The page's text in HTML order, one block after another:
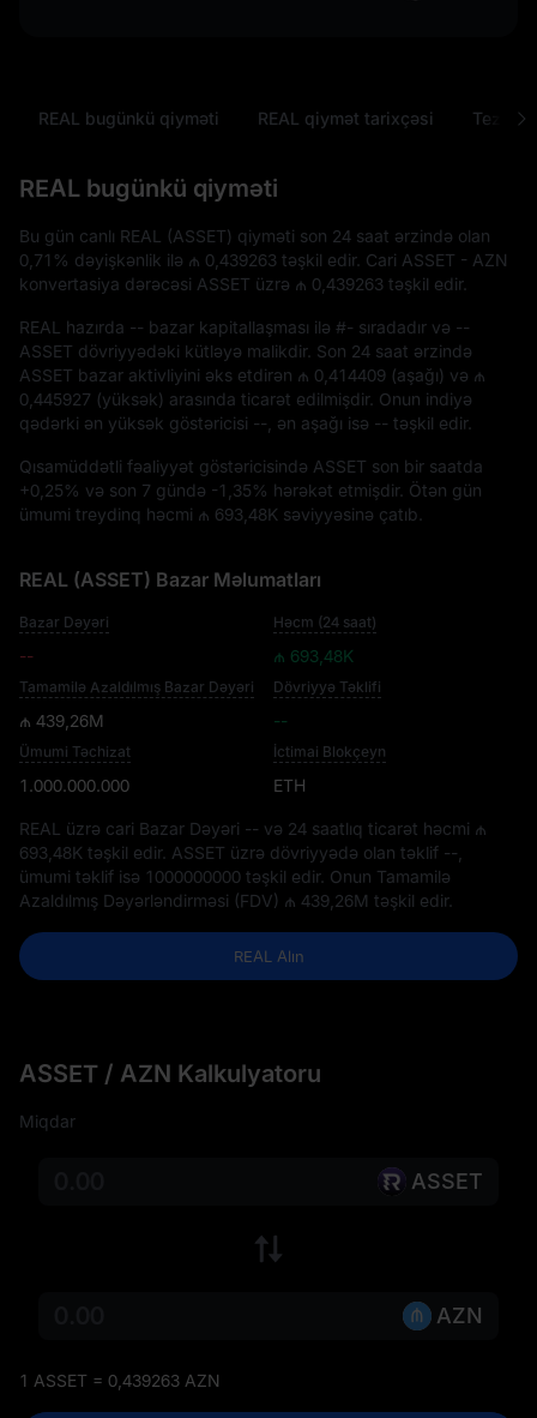
REAL bugünkü qiyməti REAL qiymət tarixçəsi Tez-
REAL bugünkü qiyməti
Bu gün canlı REAL (ASSET) qiyməti son 24 saat ərzində olan
0,71% dəyişkənlik ilə ₼ 0,439263 təşkil edir. Cari ASSET - AZN
konvertasiya dərəcəsi ASSET üzrə ₼ 0,439263 təşkil edir.
REAL hazırda -- bazar kapitallaşması ilə #- sıradadır və --
ASSET dövriyyədəki kütləyə malikdir. Son 24 saat ərzində
ASSET bazar aktivliyini əks etdirən ₼ 0,414409 (aşağı) və ₼
0,445927 (yüksək) arasında ticarət edilmişdir. Onun indiyə
qədərki ən yüksək göstəricisi -- , ən aşağı isə -- təşkil edir.
Qısamüddətli fəaliyyət göstəricisində ASSET son bir saatda
+0,25% və son 7 gündə -1,35% hərəkət etmişdir. Ötən gün
ümumi treydinq həcmi ₼ 693,48K səviyyəsinə çatıb.
REAL (ASSET) Bazar Məlumatları
Bazar Dəyəri
--
Həcm (24 saat)
₼ 693,48K
Tamamilə Azaldılmış Bazar Dəyəri
₼ 439,26M
Dövriyyə Təklifi
--
Ümumi Təchizat
1.000.000.000
İctimai Blokçeyn
ETH
REAL üzrə cari Bazar Dəyəri -- və 24 saatlıq ticarət həcmi ₼
693,48K təşkil edir. ASSET üzrə dövriyyədə olan təklif --
ümumi təklif isə 1000000000 təşkil edir. Onun Tamamilə
Azaldılmış Dəyərləndirməsi (FDV) ₼ 439,26M təşkil edir.
REAL Alın
ASSET / AZN Kalkulyatoru
Miqdar
ASSET
AZN
1 ASSET = 0,439263 AZN